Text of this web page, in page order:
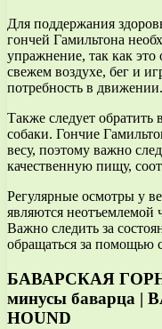
Для поддержания
гончей Гамильтона
упражнение, так как
свежем воздухе, бег и
потребность в движении.
Также следует
собаки. Гончие
весу, поэтому важно
качественную пищу,
Регулярные осмотры у
являются неотъемлемой
Важно следить за
обращаться за помощью
БАВАРСКАЯ
минусы баварца |
HOUND